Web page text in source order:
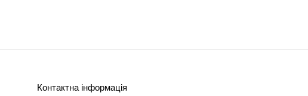
Контактна інформація